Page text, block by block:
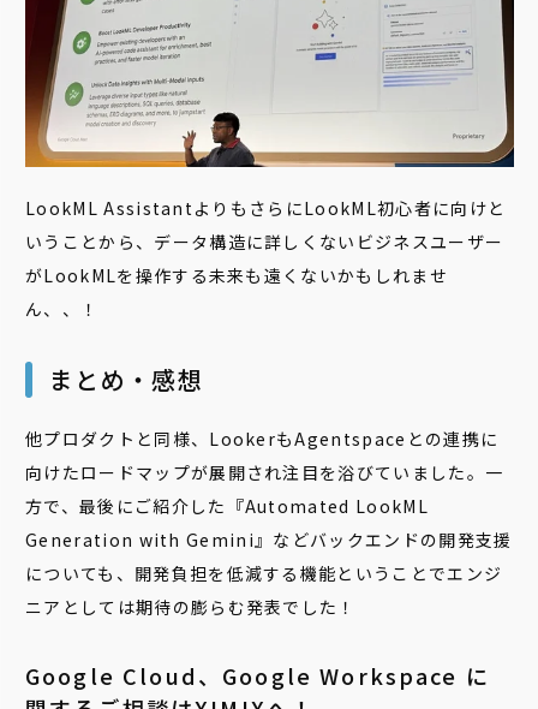
LookML AssistantよりもさらにLookML初心者に向けと
いうことから、データ構造に詳しくないビジネスユーザー
がLookMLを操作する未来も遠くないかもしれませ
ん、、！
まとめ・感想
他プロダクトと同様、LookerもAgentspaceとの連携に
向けたロードマップが展開され注目を浴びていました。一
方で、最後にご紹介した『Automated LookML
Generation with Gemini』などバックエンドの開発支援
についても、開発負担を低減する機能ということでエンジ
ニアとしては期待の膨らむ発表でした！
Google Cloud、Google Workspace に